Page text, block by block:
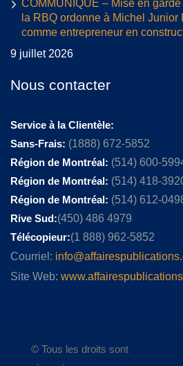
COMMUNIQUÉ – Mise en
la RBQ ordonne à Michel Junior
comme entrepreneur en
9 juillet 2026
Nous contacter
Service à la Clientèle:
Sans-Frais: (1888) 672-5852
Région de Montréal: (514) 600-
Région de Montréal: (514) 418-
Région de Montréal: (514) 612-
Rive Sud:(450) 486 4979
Télécopieur:(1 888) 962-5852
Courriel:
Site Web:
© Tous les droits sont